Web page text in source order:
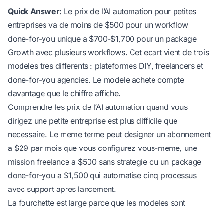
Quick Answer: Le prix de l’AI automation pour petites
entreprises va de moins de $500 pour un workflow
done-for-you unique a $700-$1,700 pour un package
Growth avec plusieurs workflows. Cet ecart vient de trois
modeles tres differents : plateformes DIY, freelancers et
done-for-you agencies. Le modele achete compte
davantage que le chiffre affiche.
Comprendre les prix de l’AI automation quand vous
dirigez une petite entreprise est plus difficile que
necessaire. Le meme terme peut designer un abonnement
a $29 par mois que vous configurez vous-meme, une
mission freelance a $500 sans strategie ou un package
done-for-you a $1,500 qui automatise cinq processus
avec support apres lancement.
La fourchette est large parce que les modeles sont